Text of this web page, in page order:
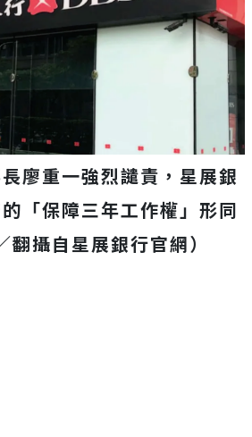
廖重一強烈譴責，星展銀
「保障三年工作權」形同
翻攝自星展銀行官網）